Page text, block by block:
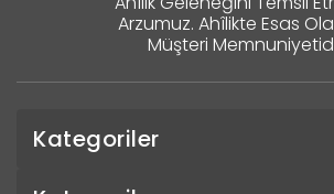
Arzumuz. Ahîlikte Esas
Müşteri
Kategoriler